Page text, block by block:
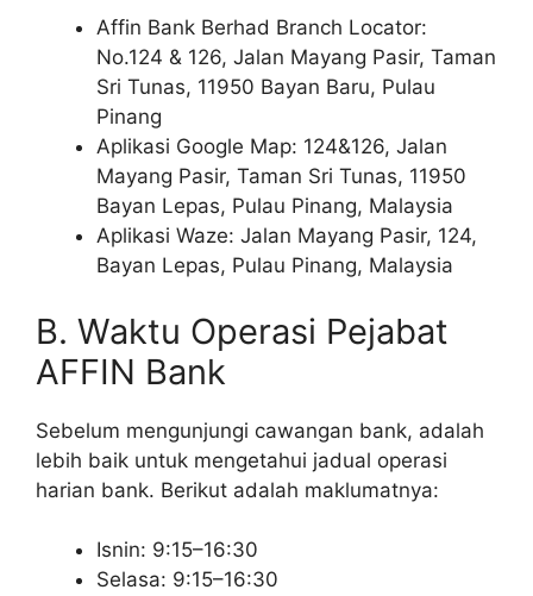
Affin Bank Berhad Branch Locator:
No.124 & 126, Jalan Mayang Pasir, Taman
Sri Tunas, 11950 Bayan Baru, Pulau
Pinang
Aplikasi Google Map: 124&126, Jalan
Mayang Pasir, Taman Sri Tunas, 11950
Bayan Lepas, Pulau Pinang, Malaysia
Aplikasi Waze: Jalan Mayang Pasir, 124,
Bayan Lepas, Pulau Pinang, Malaysia
B. Waktu Operasi Pejabat
AFFIN Bank
Sebelum mengunjungi cawangan bank, adalah
lebih baik untuk mengetahui jadual operasi
harian bank. Berikut adalah maklumatnya:
Isnin: 9:15–16:30
Selasa: 9:15–16:30